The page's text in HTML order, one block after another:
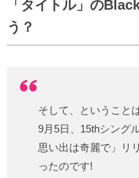
「タイトル」の
う？
そして、ということ
9月5日、15thシング
思い出は奇麗で」リ
ったのです!